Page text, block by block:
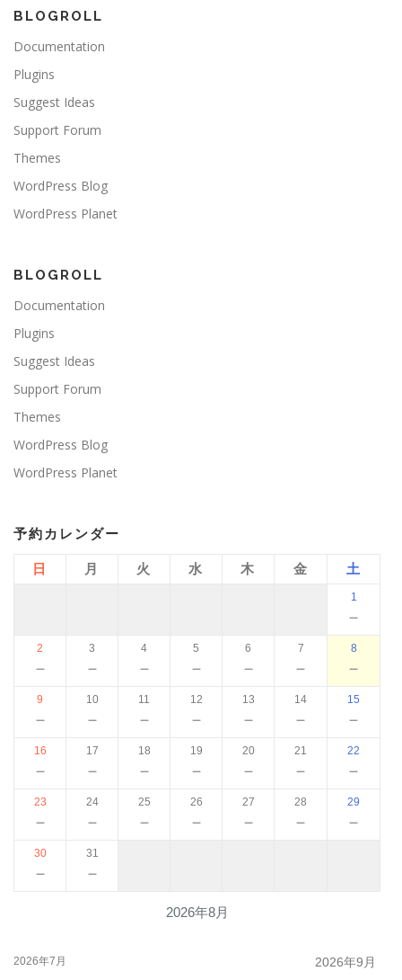
BLOGROLL
Documentation
Plugins
Suggest Ideas
Support Forum
Themes
WordPress Blog
WordPress Planet
BLOGROLL
Documentation
Plugins
Suggest Ideas
Support Forum
Themes
WordPress Blog
WordPress Planet
予約カレンダー
2026年8月
日 月 火 水 木 金 土
1
－
2
－
3
－
4
－
5
－
6
－
7
－
8
－
9
－
10
－
11
－
12
－
13
－
14
－
15
－
16
－
17
－
18
－
19
－
20
－
21
－
22
－
23
－
24
－
25
－
26
－
27
－
28
－
29
－
30
－
31
－
2026年7月 2026年9月